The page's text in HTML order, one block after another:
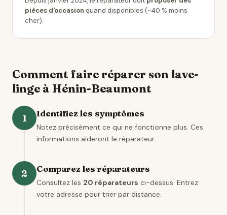
pièces d'occasion quand disponibles (~40 % moins
cher).
Comment faire réparer son lave-
linge à Hénin-Beaumont
1 Identifiez les symptômes
Notez précisément ce qui ne fonctionne plus. Ces
informations aideront le réparateur.
2 Comparez les réparateurs
Consultez les 20 réparateurs ci-dessus. Entrez
votre adresse pour trier par distance.